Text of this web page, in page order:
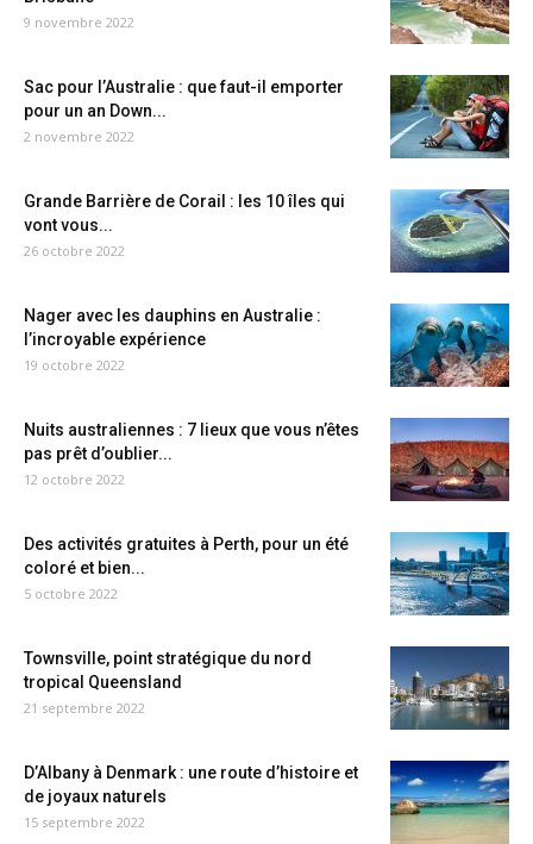
9 novembre 2022
Sac pour l’Australie : que faut-il emporter
pour un an Down...
2 novembre 2022
Grande Barrière de Corail : les 10 îles qui
vont vous...
26 octobre 2022
Nager avec les dauphins en Australie :
l’incroyable expérience
19 octobre 2022
Nuits australiennes : 7 lieux que vous n’êtes
pas prêt d’oublier...
12 octobre 2022
Des activités gratuites à Perth, pour un été
coloré et bien...
5 octobre 2022
Townsville, point stratégique du nord
tropical Queensland
21 septembre 2022
D’Albany à Denmark : une route d’histoire et
de joyaux naturels
15 septembre 2022